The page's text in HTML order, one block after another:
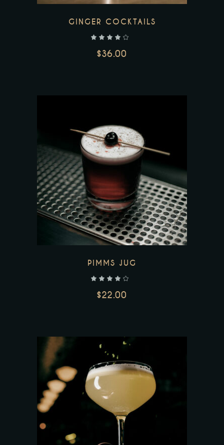
GINGER COCKTAILS
$36.00
PIMMS JUG
$22.00